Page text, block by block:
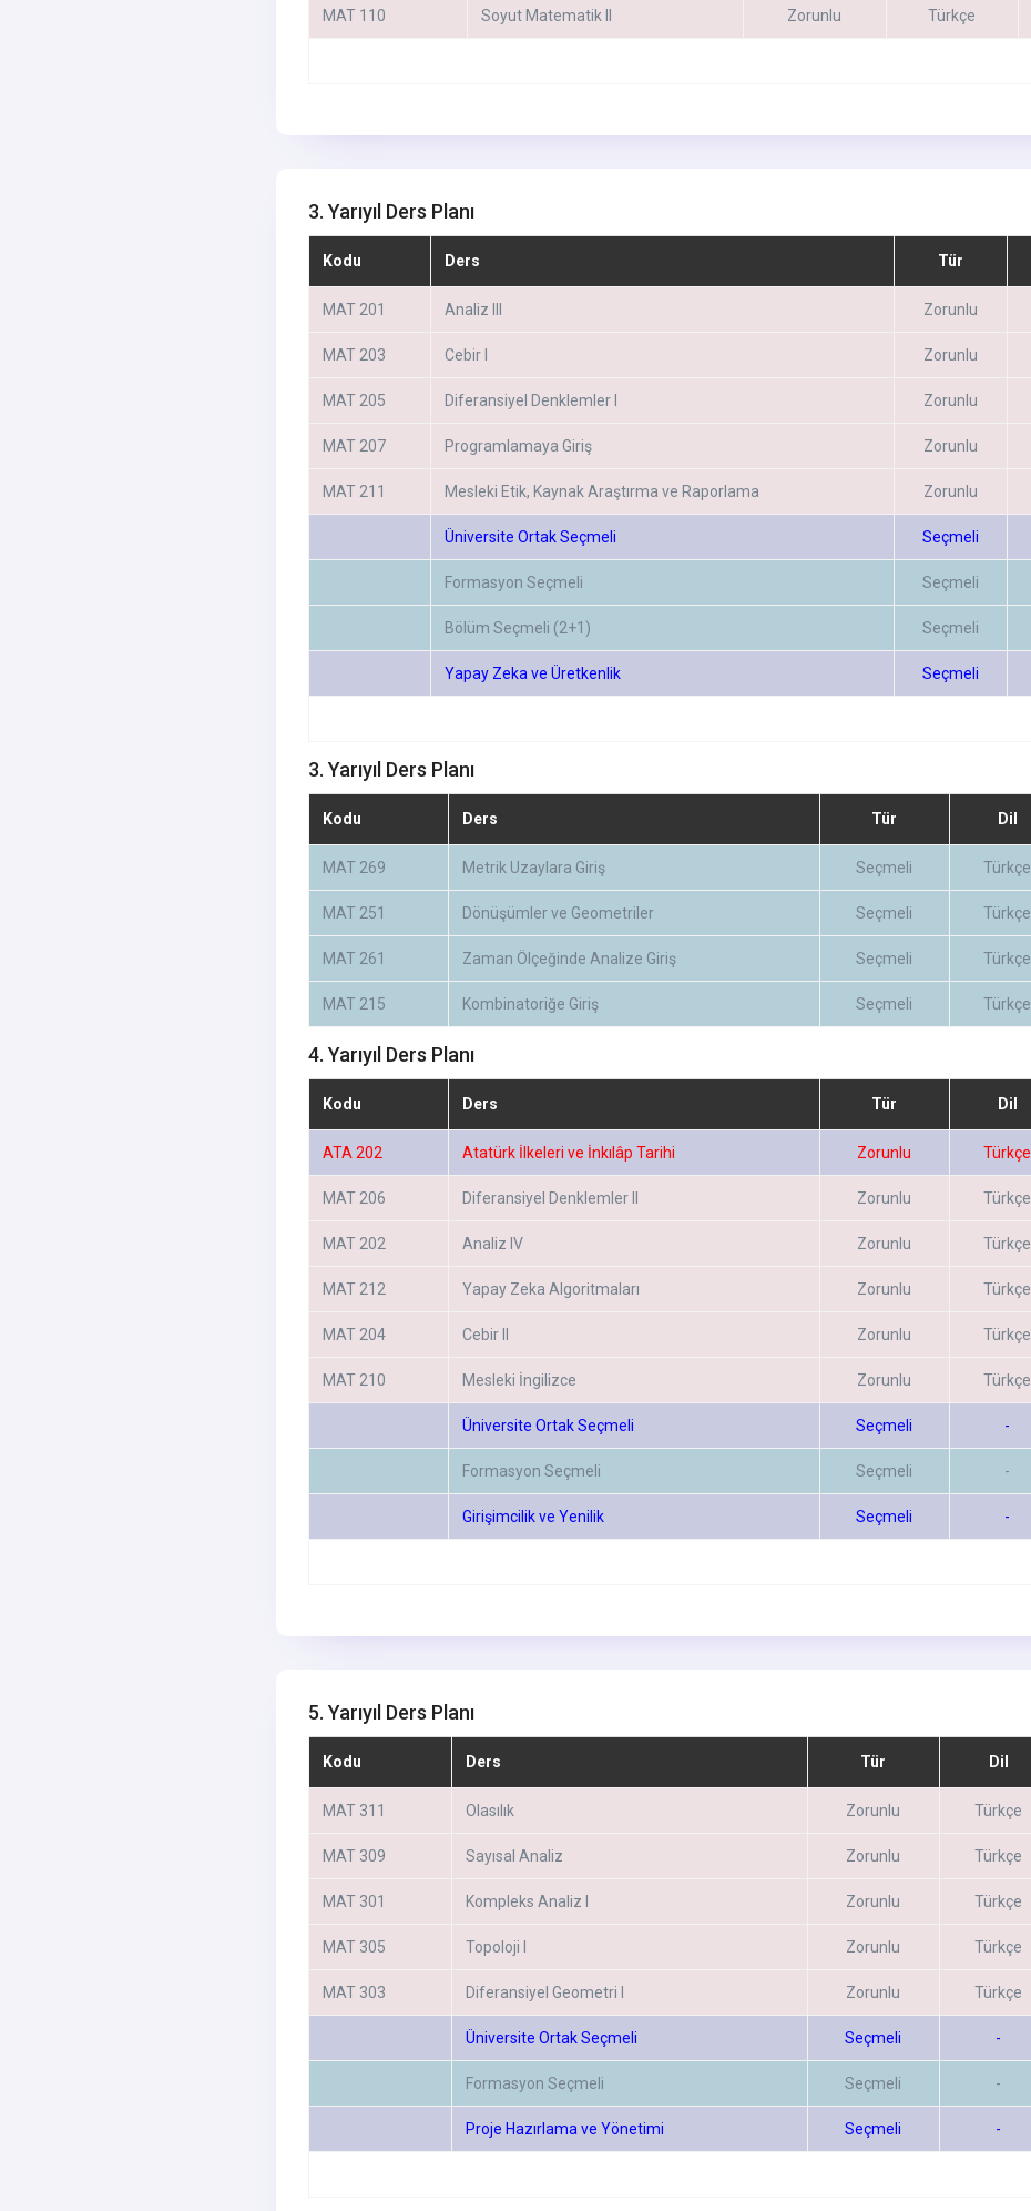
MAT 110 Soyut Matematik II Zorunlu Türkçe
3. Yarıyıl Ders Planı
Kodu Ders Tür
MAT 201 Analiz III Zorunlu
MAT 203 Cebir I Zorunlu
MAT 205 Diferansiyel Denklemler I Zorunlu
MAT 207 Programlamaya Giriş Zorunlu
MAT 211 Mesleki Etik, Kaynak Araştırma ve Raporlama Zorunlu
Üniversite Ortak Seçmeli Seçmeli
Formasyon Seçmeli Seçmeli
Bölüm Seçmeli (2+1) Seçmeli
Yapay Zeka ve Üretkenlik Seçmeli
3. Yarıyıl Ders Planı
Kodu Ders Tür Dil
MAT 269 Metrik Uzaylara Giriş Seçmeli Türkçe
MAT 251 Dönüşümler ve Geometriler Seçmeli Türkçe
MAT 261 Zaman Ölçeğinde Analize Giriş Seçmeli Türkçe
MAT 215 Kombinatoriğe Giriş Seçmeli Türkçe
4. Yarıyıl Ders Planı
Kodu Ders Tür Dil
ATA 202 Atatürk İlkeleri ve İnkılâp Tarihi Zorunlu Türkçe
MAT 206 Diferansiyel Denklemler II Zorunlu Türkçe
MAT 202 Analiz IV Zorunlu Türkçe
MAT 212 Yapay Zeka Algoritmaları Zorunlu Türkçe
MAT 204 Cebir II Zorunlu Türkçe
MAT 210 Mesleki İngilizce Zorunlu Türkçe
Üniversite Ortak Seçmeli Seçmeli -
Formasyon Seçmeli Seçmeli -
Girişimcilik ve Yenilik Seçmeli -
5. Yarıyıl Ders Planı
Kodu Ders Tür Dil
MAT 311 Olasılık Zorunlu Türkçe
MAT 309 Sayısal Analiz Zorunlu Türkçe
MAT 301 Kompleks Analiz I Zorunlu Türkçe
MAT 305 Topoloji I Zorunlu Türkçe
MAT 303 Diferansiyel Geometri I Zorunlu Türkçe
Üniversite Ortak Seçmeli Seçmeli -
Formasyon Seçmeli Seçmeli -
Proje Hazırlama ve Yönetimi Seçmeli -